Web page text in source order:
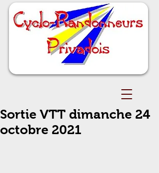
Sortie VTT dimanche 24
octobre 2021